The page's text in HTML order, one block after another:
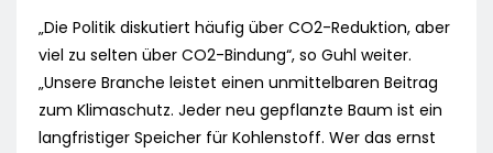
„Die Politik diskutiert häufig über CO2-Reduktion, aber
viel zu selten über CO2-Bindung“, so Guhl weiter.
„Unsere Branche leistet einen unmittelbaren Beitrag
zum Klimaschutz. Jeder neu gepflanzte Baum ist ein
langfristiger Speicher für Kohlenstoff. Wer das ernst